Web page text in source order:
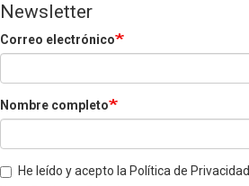
Newsletter
Correo electrónico
Nombre completo
He leído y acepto la Política de Privacidad.